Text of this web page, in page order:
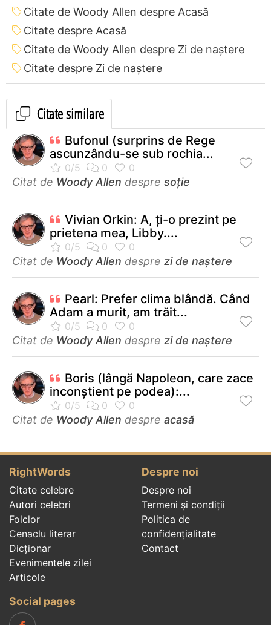
Citate de Woody Allen despre Acasă
Citate despre Acasă
Citate de Woody Allen despre Zi de naștere
Citate despre Zi de naștere
Citate similare
Bufonul (surprins de Rege
ascunzându-se sub rochia...
Citat de Woody Allen despre soție
Vivian Orkin: A, ţi-o prezint pe
prietena mea, Libby....
Citat de Woody Allen despre zi de naștere
Pearl: Prefer clima blândă. Când
Adam a murit, am trăit...
Citat de Woody Allen despre zi de naștere
Boris (lângă Napoleon, care zace
inconştient pe podea):...
Citat de Woody Allen despre acasă
RightWords
Citate celebre
Autori celebri
Folclor
Cenaclu literar
Dicționar
Evenimentele zilei
Articole
Despre noi
Despre noi
Termeni și condiții
Politica de
confidenţialitate
Contact
Social pages